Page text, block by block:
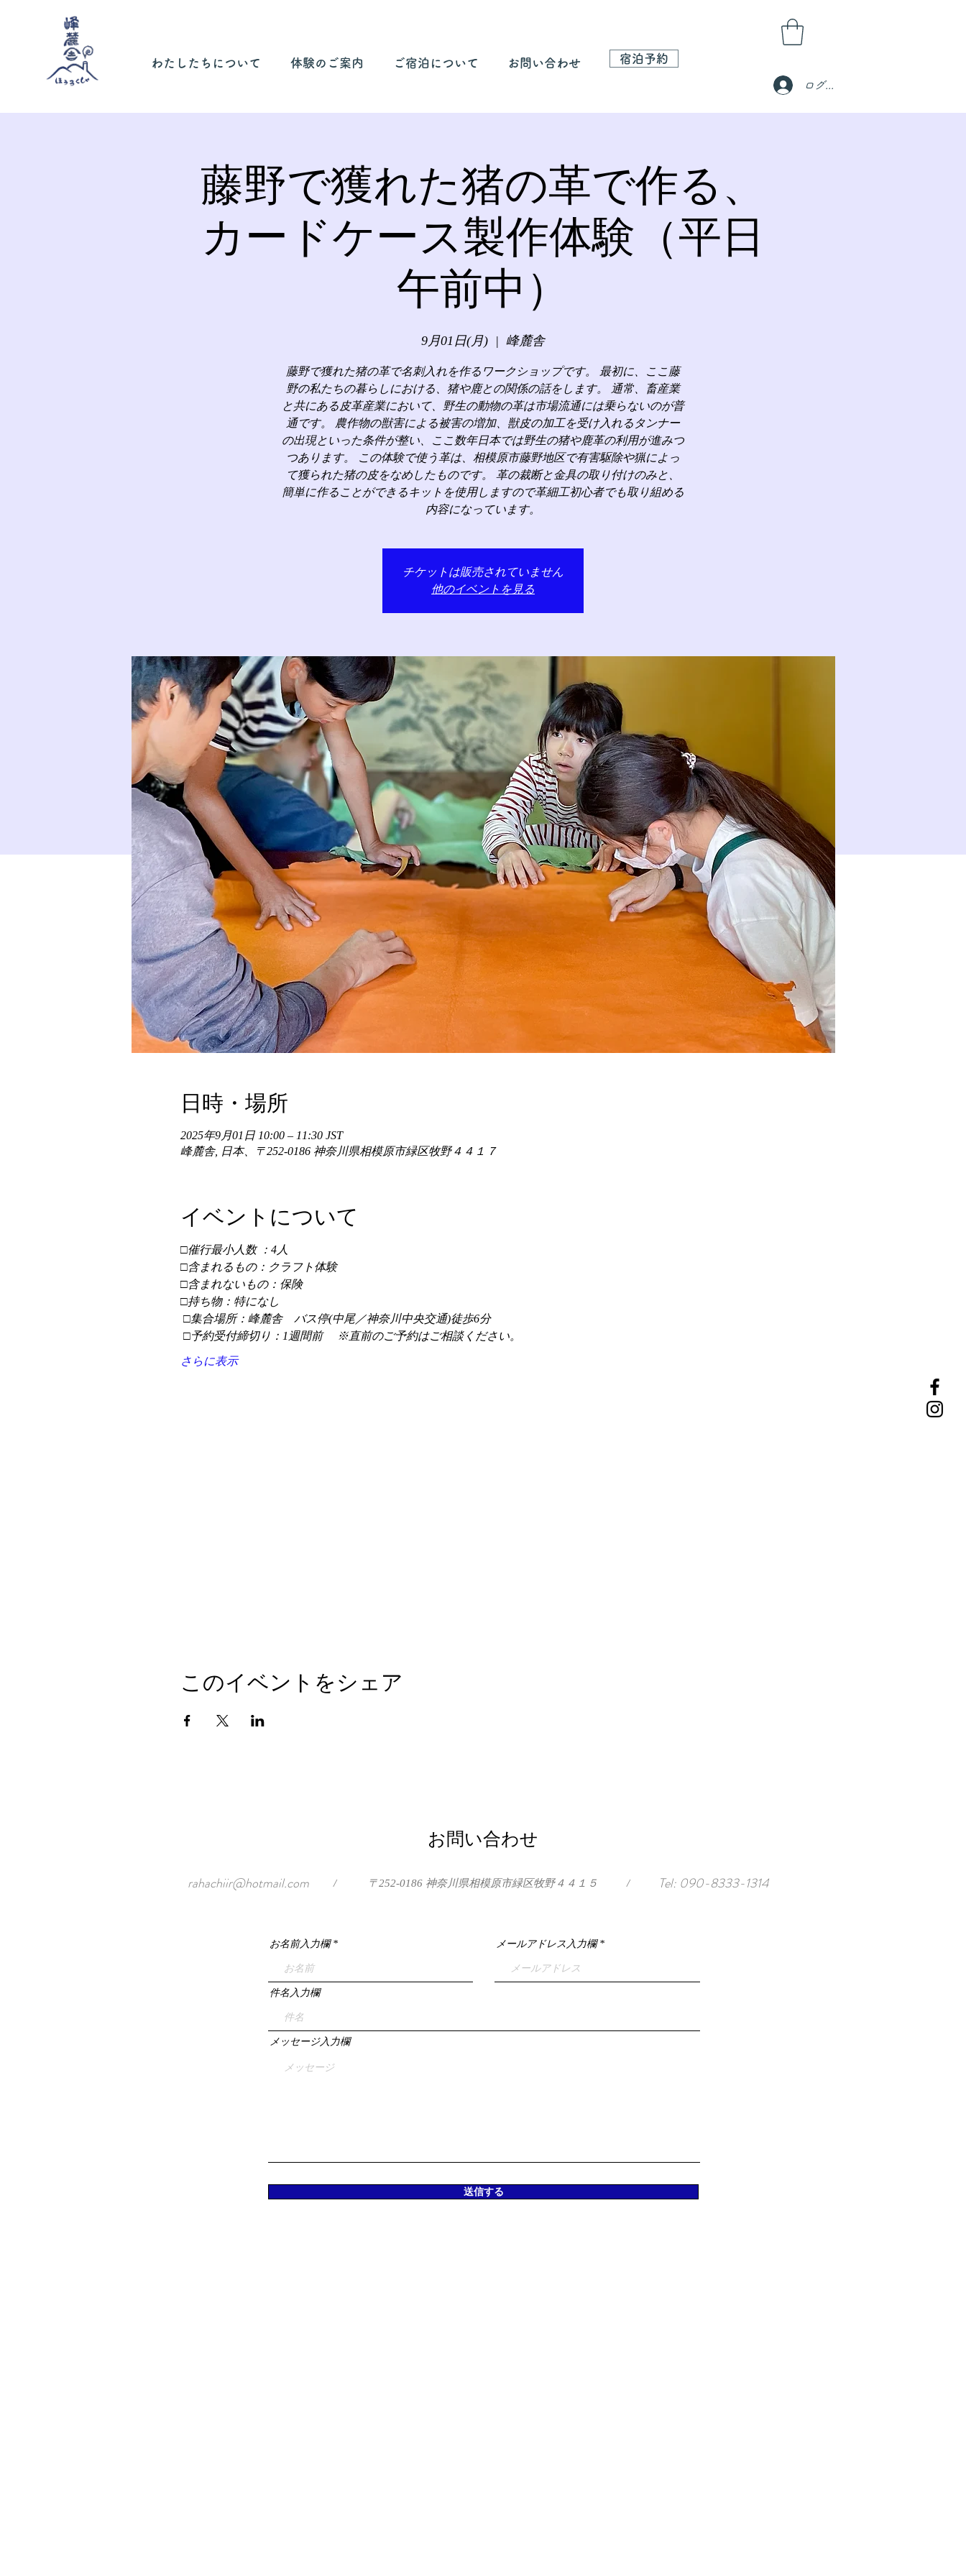
わたしたちについて 体験のご案内 ご宿泊について お問い合わせ 宿泊予約
ログイン
藤野で獲れた猪の革で作る、
カードケース製作体験（平日
午前中）
9月01日(月)
  |
峰麓舎
藤野で獲れた猪の革で名刺入れを作るワークショップです。 最初に、ここ藤
野の私たちの暮らしにおける、猪や鹿との関係の話をします。 通常、畜産業
と共にある皮革産業において、野生の動物の革は市場流通には乗らないのが普
通です。 農作物の獣害による被害の増加、獣皮の加工を受け入れるタンナー
の出現といった条件が整い、ここ数年日本では野生の猪や鹿革の利用が進みつ
つあります。 この体験で使う革は、相模原市藤野地区で有害駆除や猟によっ
て獲られた猪の皮をなめしたものです。 革の裁断と金具の取り付けのみと、
簡単に作ることができるキットを使用しますので革細工初心者でも取り組める
内容になっています。
チケットは販売されていません
他のイベントを見る
日時・場所
2025年9月01日 10:00 – 11:30 JST
峰麓舎, 日本、〒252-0186 神奈川県相模原市緑区牧野４４１７
イベントについて
□催行最小人数 ：4人
□含まれるもの：クラフト体験
□含まれないもの：保険
□持ち物：特になし
□集合場所：峰麓舎　バス停(中尾／神奈川中央交通)徒歩6分
□予約受付締切り：1週間前 　※直前のご予約はご相談ください。
さらに表示
このイベントをシェア
お問い合わせ
rahachiir@hotmail.com / 〒252-0186 神奈川県相模原市緑区牧野４４１５ / Tel: 090-8333-1314
お名前入力欄 メールアドレス入力欄
件名入力欄
メッセージ入力欄
送信する